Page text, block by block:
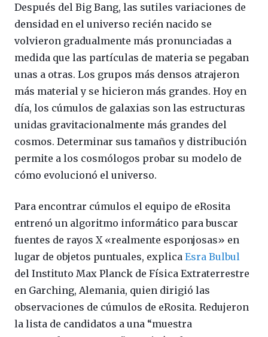
Después del Big Bang, las sutiles variaciones de
densidad en el universo recién nacido se
volvieron gradualmente más pronunciadas a
medida que las partículas de materia se pegaban
unas a otras. Los grupos más densos atrajeron
más material y se hicieron más grandes. Hoy en
día, los cúmulos de galaxias son las estructuras
unidas gravitacionalmente más grandes del
cosmos. Determinar sus tamaños y distribución
permite a los cosmólogos probar su modelo de
cómo evolucionó el universo.
Para encontrar cúmulos el equipo de eRosita
entrenó un algoritmo informático para buscar
fuentes de rayos X «realmente esponjosas» en
lugar de objetos puntuales, explica Esra Bulbul
del Instituto Max Planck de Física Extraterrestre
en Garching, Alemania, quien dirigió las
observaciones de cúmulos de eRosita. Redujeron
la lista de candidatos a una “muestra